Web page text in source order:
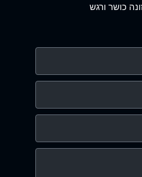
כושר ורגש